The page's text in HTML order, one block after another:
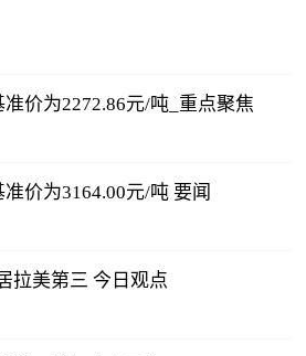
价为2272.86元/吨_重点聚焦
价为3164.00元/吨 要闻
拉美第三 今日观点